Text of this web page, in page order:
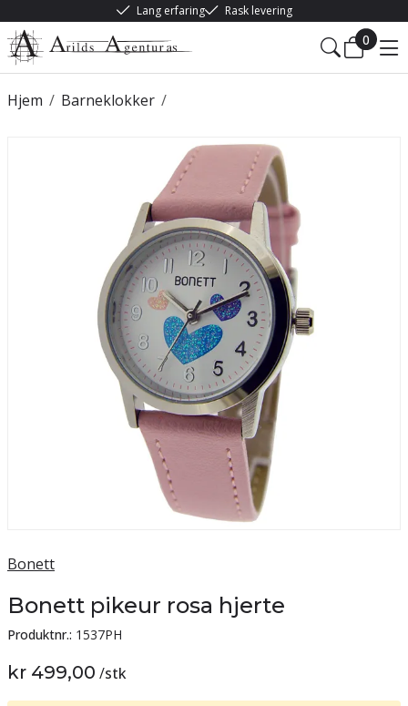
Lang erfaring Rask levering
0
/
Hjem /
Barneklokker
Bonett
Bonett pikeur rosa hjerte
Produktnr.: 1537PH
kr 499,00 /stk